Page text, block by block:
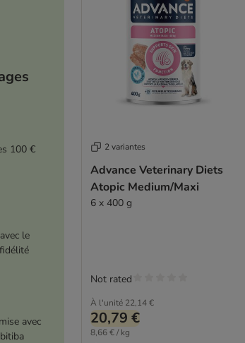
100 €
le
avec
2 variantes
Advance Veterinary Diets
Atopic Medium/Maxi
6 x 400 g
À l'unité 22,14 €
20,79 €
8,66 € / kg
Not rated